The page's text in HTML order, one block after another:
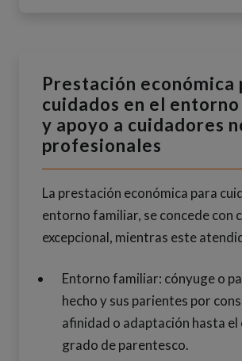
Prestación económica
cuidados en el
y apoyo a cuidadores
profesionales
La prestación económica para
entorno familiar, se concede con
excepcional, mientras este
Entorno familiar: cónyuge o
hecho y sus parientes por
afinidad o adaptación hasta
grado de parentesco.